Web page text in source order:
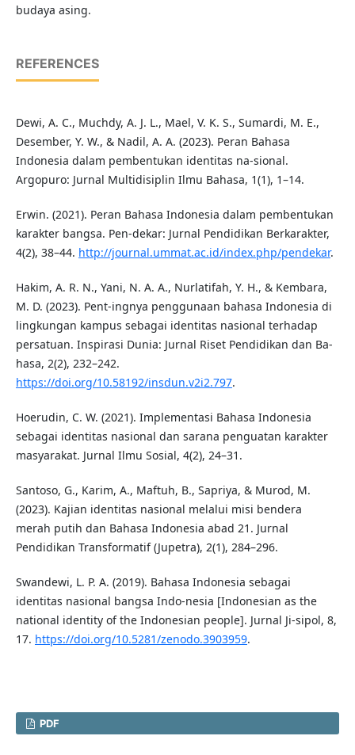
budaya asing.
REFERENCES
Dewi, A. C., Muchdy, A. J. L., Mael, V. K. S., Sumardi, M. E.,
Desember, Y. W., & Nadil, A. A. (2023). Peran Bahasa
Indonesia dalam pembentukan identitas na-sional.
Argopuro: Jurnal Multidisiplin Ilmu Bahasa, 1(1), 1–14.
Erwin. (2021). Peran Bahasa Indonesia dalam pembentukan
karakter bangsa. Pen-dekar: Jurnal Pendidikan Berkarakter,
4(2), 38–44. http://journal.ummat.ac.id/index.php/pendekar.
Hakim, A. R. N., Yani, N. A. A., Nurlatifah, Y. H., & Kembara,
M. D. (2023). Pent-ingnya penggunaan bahasa Indonesia di
lingkungan kampus sebagai identitas nasional terhadap
persatuan. Inspirasi Dunia: Jurnal Riset Pendidikan dan Ba-
hasa, 2(2), 232–242.
https://doi.org/10.58192/insdun.v2i2.797.
Hoerudin, C. W. (2021). Implementasi Bahasa Indonesia
sebagai identitas nasional dan sarana penguatan karakter
masyarakat. Jurnal Ilmu Sosial, 4(2), 24–31.
Santoso, G., Karim, A., Maftuh, B., Sapriya, & Murod, M.
(2023). Kajian identitas nasional melalui misi bendera
merah putih dan Bahasa Indonesia abad 21. Jurnal
Pendidikan Transformatif (Jupetra), 2(1), 284–296.
Swandewi, L. P. A. (2019). Bahasa Indonesia sebagai
identitas nasional bangsa Indo-nesia [Indonesian as the
national identity of the Indonesian people]. Jurnal Ji-sipol, 8,
17. https://doi.org/10.5281/zenodo.3903959.
PDF